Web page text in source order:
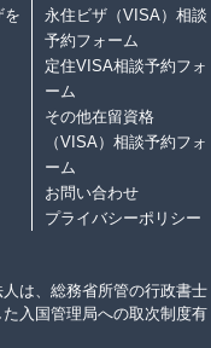
を
永住ビザ（VISA）相談
予約フォーム
定住VISA相談予約フォ
ーム
その他在留資格
（VISA）相談予約フォ
ーム
お問い合わせ
プライバシーポリシー
は、総務省所管の行政書士
入国管理局への取次制度有